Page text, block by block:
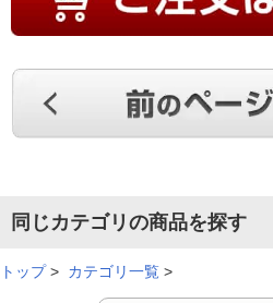
同じカテゴリの商品を探す
トップ> カテゴリ一覧 >